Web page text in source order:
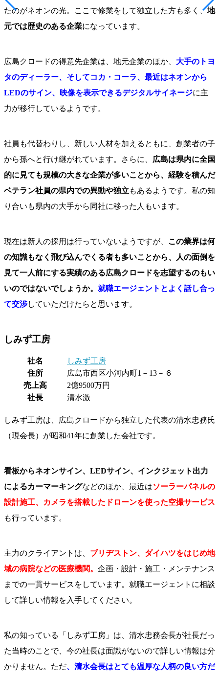
たのがネオンの光。ここで修業をして独立した方も多く、地
元では歴史のある企業になっています。
広島クロードの得意先企業は、地元企業のほか、 大手のトヨ
タのディーラー、そしてコカ・コーラ、最近はネオンから
LEDのサイン、映像を表示できるデジタルサイネージに主
力が移行しているようです。
社員も代替わりし、新しい人材を加えるともに、創業者の子
から孫へと行け継がれています。さらに、 広島は県内に全国
的に見ても規模の大きな企業が多いことから、経験を積んだ
ベテラン社員の県内での異動や独立 もあるようです。私の知
り合いも県内の大手から同社に移った人もいます。
現在は新人の採用は行っていないようですが、 この業界は何
の知識もなく飛び込んでくる者も多いことから、人の面倒を
見て一人前にする実績のある広島クロードを志望するのもい
いのではないでしょうか。 就職エージェントとよく話し合っ
て交渉していただけたらと思います。
しみず工房
社名
しみず工房
住所
広島市西区小河内町1－13－６
売上高
2億9500万円
社長
清水激
しみず工房は、広島クロードから独立した代表の清水忠務氏
（現会長）が昭和41年に創業した会社です。
看板からネオンサイン、LEDサイン、インクジェット出力
によるカーマーキングなどのほか、最近はソーラーパネルの
設計施工、カメラを搭載したドローンを使った空撮サービス
も行っています。
主力のクライアントは、 ブリヂストン、ダイハツをはじめ地
域の病院などの医療機関。 企画・設計・施工・メンテナンス
までの一貫サービスをしています。就職エージェントに相談
して詳しい情報を入手してください。
私の知っている「しみず工房」は、清水忠務会長が社長だっ
た当時のことで、今の社長は面識がないので詳しい情報は分
かりません。ただ、清水会長はとても温厚な人柄の良い方だ